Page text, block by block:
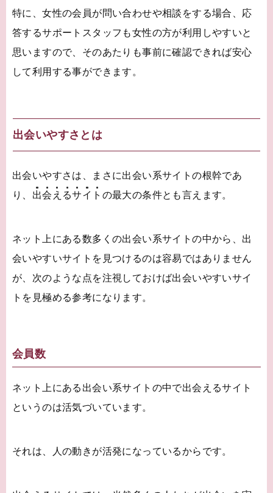
特に、女性の会員が問い合わせや相談をする場合、応
答するサポートスタッフも女性の方が利用しやすいと
思いますので、そのあたりも事前に確認できれば安心
して利用する事ができます。
出会いやすさとは
出会いやすさは、まさに出会い系サイトの根幹であ
り、 出会 え るサイ ト の最大の条件とも言えます。
ネット上にある数多くの出会い系サイトの中から、出
会いやすいサイトを見つけるのは容易ではありません
が、次のような点を注視しておけば出会いやすいサイ
トを見極める参考になります。
会員数
ネット上にある出会い系サイトの中で出会えるサイト
というのは活気づいています。
それは、人の動きが活発になっているからです。